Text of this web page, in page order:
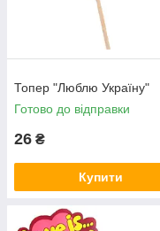
Топер "Люблю Україну"
Готово до відправки
26 ₴
Купити